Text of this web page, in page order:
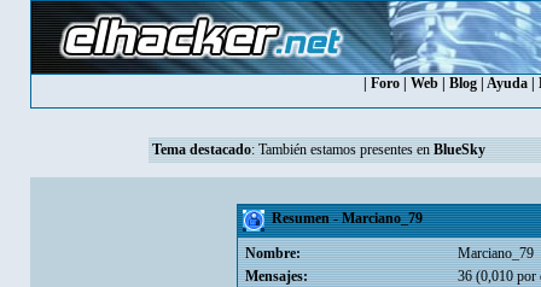
Foro Web Blog Ayuda
Tema destacado: También estamos presentes en BlueSky
Resumen - Marciano_79
Nombre:
Marciano_79
Mensajes:
36 (0,010 por